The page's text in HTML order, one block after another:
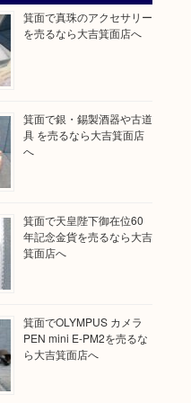
箕面で真珠のアクセサリー
を売るなら大吉箕面店へ
箕面で銀・錫製酒器や古道
具 を売るなら大吉箕面店
へ
箕面で天皇陛下御在位60
年記念金貨を売るなら大吉
箕面店へ
箕面でOLYMPUS カメラ
PEN mini E-PM2を売るな
ら大吉箕面店へ